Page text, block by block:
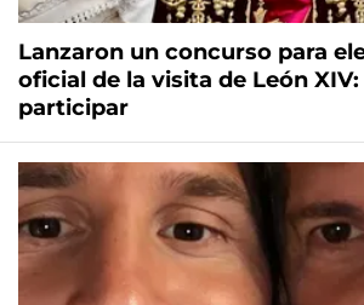
Lanzaron un concurso para
oficial de la visita de León
participar